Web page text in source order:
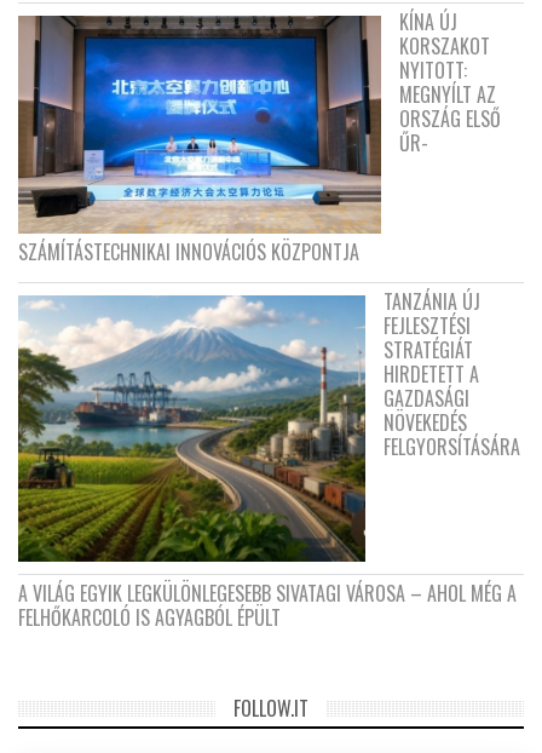
KÍNA ÚJ
KORSZAKOT
NYITOTT:
MEGNYÍLT AZ
ORSZÁG ELSŐ
ŰR-
SZÁMÍTÁSTECHNIKAI INNOVÁCIÓS KÖZPONTJA
TANZÁNIA ÚJ
FEJLESZTÉSI
STRATÉGIÁT
HIRDETETT A
GAZDASÁGI
NÖVEKEDÉS
FELGYORSÍTÁSÁRA
A VILÁG EGYIK LEGKÜLÖNLEGESEBB SIVATAGI VÁROSA – AHOL MÉG A
FELHŐKARCOLÓ IS AGYAGBÓL ÉPÜLT
FOLLOW.IT